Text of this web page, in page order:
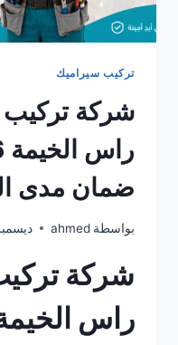
تركيب سيراميك
شركة
ضمان مدى
بواسطة ahmed ديسمبر 20,
شركة
راس